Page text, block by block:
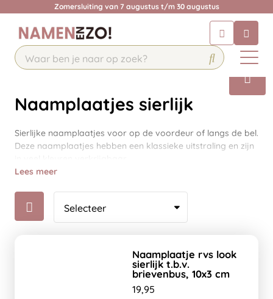
Zomersluiting van 7 augustus t/m 30 augustus
Chat 24/7 met onze chatbot voor
hulp
Contact
Naamplaatjes sierlijk
Sierlijke naamplaatjes voor op de voordeur of langs de bel.
Deze naamplaatjes hebben een klassieke uitstraling en zijn
Lees meer
Naamplaatje rvs look
sierlijk t.b.v.
brievenbus, 10x3 cm
19,95